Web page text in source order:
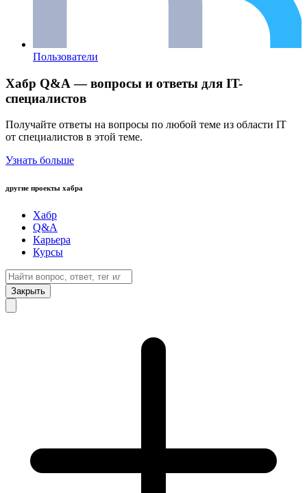
Пользователи
Хабр Q&A — вопросы и ответы для IT-
специалистов
Получайте ответы на вопросы по любой теме из области IT
от специалистов в этой теме.
Узнать больше
другие проекты хабра
Хабр
Q&A
Карьера
Курсы
Закрыть